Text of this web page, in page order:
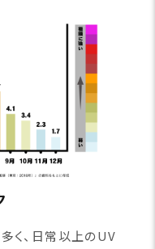
く、日常以上のUV